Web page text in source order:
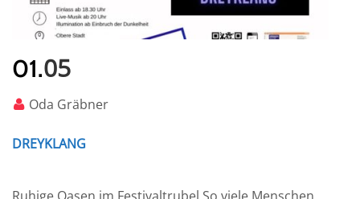
01.05
Oda Gräbner
DREYKLANG